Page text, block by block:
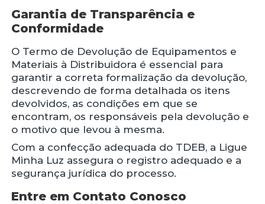
Garantia de Transparência e
Conformidade
O Termo de Devolução de Equipamentos e
Materiais à Distribuidora é essencial para
garantir a correta formalização da devolução,
descrevendo de forma detalhada os itens
devolvidos, as condições em que se
encontram, os responsáveis pela devolução e
o motivo que levou à mesma.
Com a confecção adequada do TDEB, a Ligue
Minha Luz assegura o registro adequado e a
segurança jurídica do processo.
Entre em Contato Conosco